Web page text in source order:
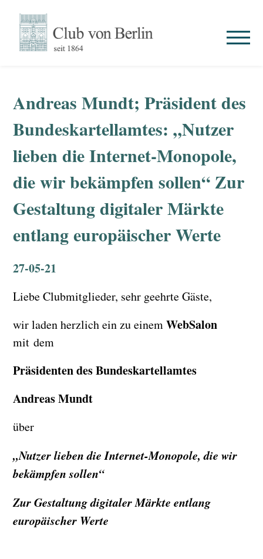
Andreas Mundt; Präsident des
Bundeskartellamtes: „Nutzer
lieben die Internet-Monopole,
die wir bekämpfen sollen“ Zur
Gestaltung digitaler Märkte
entlang europäischer Werte
27-05-21
Liebe Clubmitglieder, sehr geehrte Gäste,
wir laden herzlich ein zu einemWebSalon
mit dem
Präsidenten des Bundeskartellamtes
Andreas Mundt
über
„Nutzer lieben die Internet-Monopole, die wir
bekämpfen sollen“
Zur Gestaltung digitaler Märkte entlang
europäischer Werte